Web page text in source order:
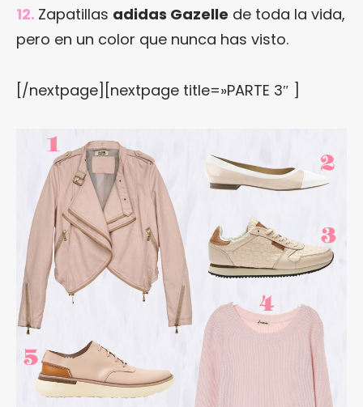
12. Zapatillas adidas Gazelle de toda la vida,
pero en un color que nunca has visto.
[/nextpage][nextpage title=»PARTE 3″ ]